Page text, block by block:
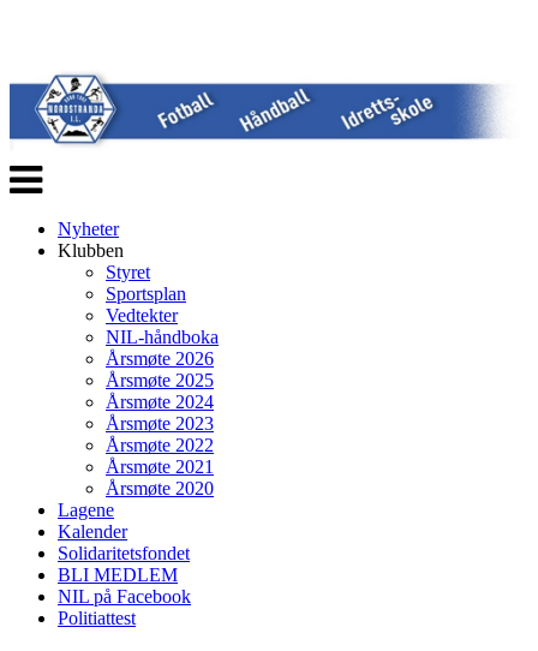
Veksle
navigasjon
Nyheter
Klubben
Styret
Sportsplan
Vedtekter
NIL-håndboka
Årsmøte 2026
Årsmøte 2025
Årsmøte 2024
Årsmøte 2023
Årsmøte 2022
Årsmøte 2021
Årsmøte 2020
Lagene
Kalender
Solidaritetsfondet
BLI MEDLEM
NIL på Facebook
Politiattest